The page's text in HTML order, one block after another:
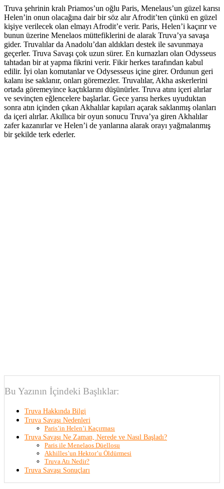
Truva şehrinin kralı Priamos’un oğlu Paris, Menelaus’un güzel karısı
Helen’in onun olacağına dair bir söz alır Afrodit’ten çünkü en güzel
kişiye verilecek olan elmayı Afrodit’e verir. Paris, Helen’i kaçırır ve
bunun üzerine Menelaos müttefiklerini de alarak Truva’ya savaşa
gider. Truvalılar da Anadolu’dan aldıkları destek ile savunmaya
geçerler. Truva Savaşı çok uzun sürer. En kurnazları olan Odysseus
tahtadan bir at yapma fikrini verir. Fikir herkes tarafından kabul
edilir. İyi olan komutanlar ve Odysesseus içine girer. Ordunun geri
kalanı ise saklanır, onları göremezler. Truvalılar, Akha askerlerini
ortada göremeyince kaçtıklarını düşünürler. Truva atını içeri alırlar
ve sevinçten eğlencelere başlarlar. Gece yarısı herkes uyuduktan
sonra atın içinden çıkan Akhalılar kapıları açarak saklanmış olanları
da içeri alırlar. Akıllıca bir oyun sonucu Truva’ya giren Akhalılar
zafer kazanırlar ve Helen’i de yanlarına alarak orayı yağmalanmış
bir şekilde terk ederler.
Bu Yazının İçindeki Başlıklar:
Truva Hakkında Bilgi
Truva Savaşı Nedenleri
Paris’in Helen’i Kaçırması
Truva Savaşı Ne Zaman, Nerede ve Nasıl Başladı?
Paris ile Menelaos Düellosu
Akhilles’un Hektor’u Öldürmesi
Truva Atı Nedir?
Truva Savaşı Sonuçları